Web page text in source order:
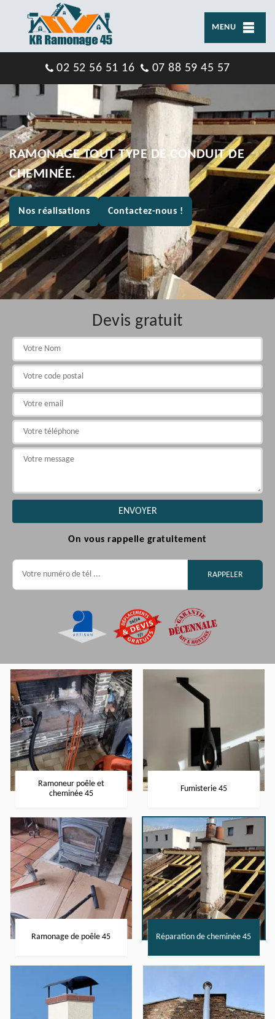
MENU
02 52 56 51 16 07 88 59 45 57
RAMONAGE TOUT TYPE DE CONDUIT DE
CHEMINÉE.
Nos réalisations Contactez-nous !
Devis gratuit
On vous rappelle gratuitement
Ramoneur poêle et
cheminée 45
Fumisterie 45
Ramonage de poêle 45 Réparation de cheminée 45